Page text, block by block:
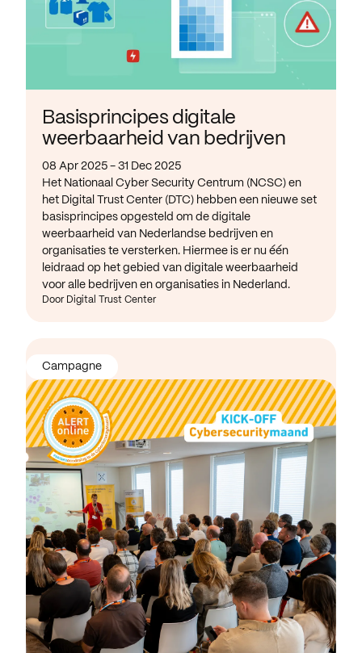
Basisprincipes digitale
weerbaarheid van bedrijven
08 Apr 2025 - 31 Dec 2025
Het Nationaal Cyber Security Centrum (NCSC) en
het Digital Trust Center (DTC) hebben een nieuwe set
basisprincipes opgesteld om de digitale
weerbaarheid van Nederlandse bedrijven en
organisaties te versterken. Hiermee is er nu één
leidraad op het gebied van digitale weerbaarheid
voor alle bedrijven en organisaties in Nederland.
Door Digital Trust Center
Campagne